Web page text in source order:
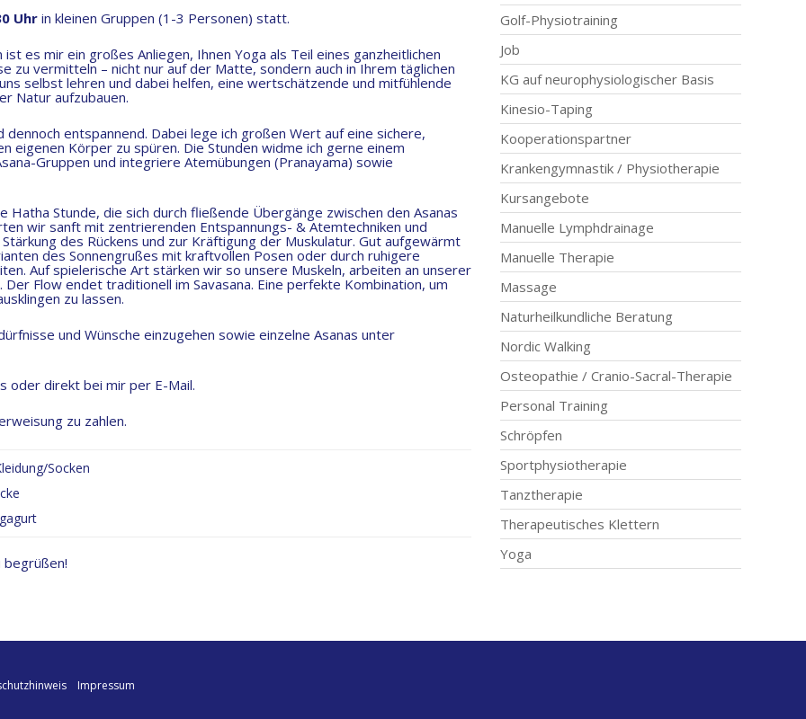
Uhr in kleinen Gruppen (1-3 Personen) statt.
es mir ein großes Anliegen, Ihnen Yoga als Teil eines ganzheitlichen
zu vermitteln – nicht nur auf der Matte, sondern auch in Ihrem täglichen
selbst lehren und dabei helfen, eine wertschätzende und mitfühlende
Natur aufzubauen.
entspannend. Dabei lege ich großen Wert auf eine sichere,
eigenen Körper zu spüren. Die Stunden widme ich gerne einem
Gruppen und integriere Atemübungen (Pranayama) sowie
Stunde, die sich durch fließende Übergänge zwischen den Asanas
wir sanft mit zentrierenden Entspannungs- & Atemtechniken und
des Rückens und zur Kräftigung der Muskulatur. Gut aufgewärmt
des Sonnengrußes mit kraftvollen Posen oder durch ruhigere
Auf spielerische Art stärken wir so unsere Muskeln, arbeiten an unserer
Flow endet traditionell im Savasana. Eine perfekte Kombination, um
zu lassen.
und Wünsche einzugehen sowie einzelne Asanas unter
oder direkt bei mir per E-Mail.
zu zahlen.
Socken
begrüßen!
Golf-Physiotraining
Job
KG auf neurophysiologischer Basis
Kinesio-Taping
Kooperationspartner
Krankengymnastik / Physiotherapie
Kursangebote
Manuelle Lymphdrainage
Manuelle Therapie
Massage
Naturheilkundliche Beratung
Nordic Walking
Osteopathie / Cranio-Sacral-Therapie
Personal Training
Schröpfen
Sportphysiotherapie
Tanztherapie
Therapeutisches Klettern
Yoga
Impressum